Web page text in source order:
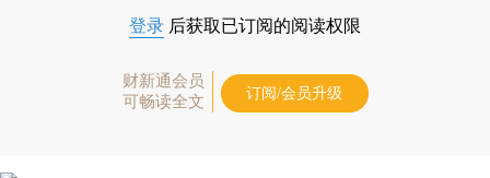
登录 后获取已订阅的阅读权限
财新通会员
可畅读全文
订阅/会员升级